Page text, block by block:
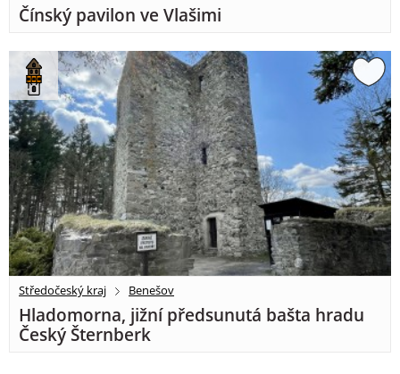
Čínský pavilon ve Vlašimi
Středočeský kraj Benešov
Hladomorna, jižní předsunutá bašta hradu
Český Šternberk